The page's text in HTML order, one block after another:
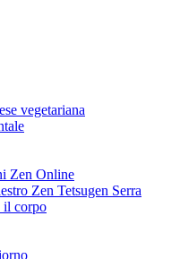
vegetariana
Zen Online
Zen Tetsugen Serra
il corpo